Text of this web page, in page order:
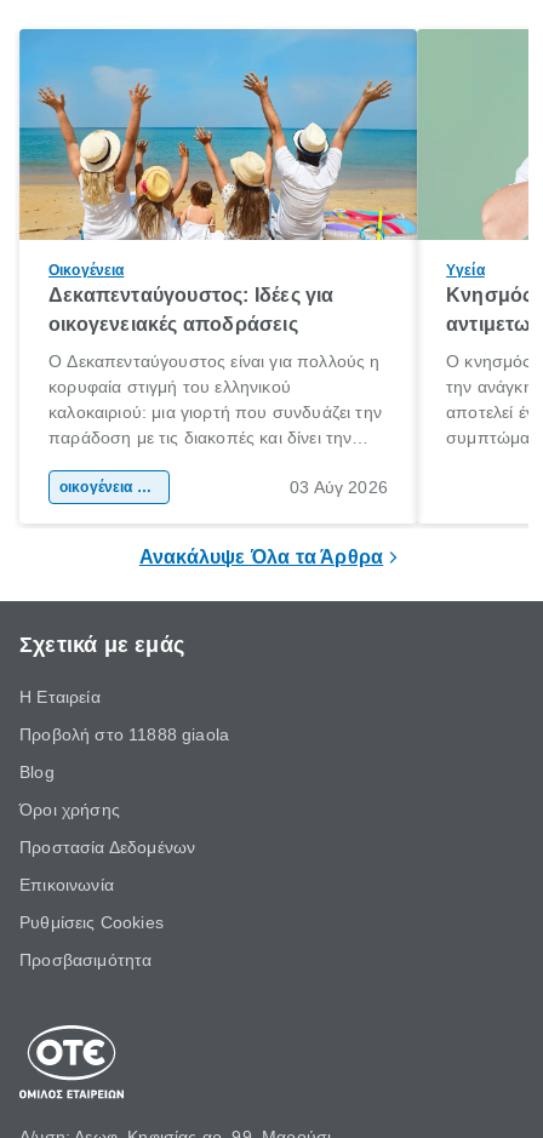
Οικογένεια
Δεκαπενταύγουστος: Ιδέες για
οικογενειακές αποδράσεις
Ο Δεκαπενταύγουστος είναι για πολλούς η
κορυφαία στιγμή του ελληνικού
καλοκαιριού: μια γιορτή που συνδυάζει την
παράδοση με τις διακοπές και δίνει την
χώρας. Είτε πρόκειται για λίγες μέρες
οικογένεια & παιδί 03 Αύγ 2026
Υγεία
Κνησμός:
Ο κνησμός
την ανάγκη
αποτελεί
Ανακάλυψε Όλα τα Άρθρα
Σχετικά με εμάς
Η Εταιρεία
Προβολή στο 11888 giaola
Blog
Όροι χρήσης
Προστασία Δεδομένων
Επικοινωνία
Ρυθμίσεις Cookies
Προσβασιμότητα